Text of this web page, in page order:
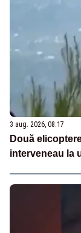
3 aug. 2026, 08:17
Două
interveneau la